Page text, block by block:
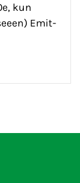
kun
Emit-